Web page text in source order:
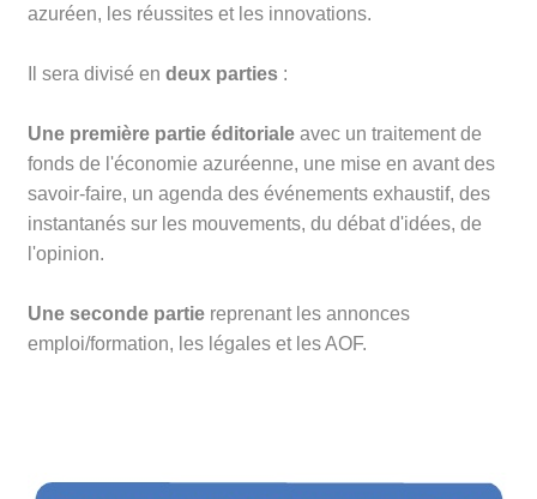
azuréen, les réussites et les innovations.
Il sera divisé endeux parties :
Une première partie éditorialeavec un traitement de
fonds de l'économie azuréenne, une mise en avant des
savoir-faire, un agenda des événements exhaustif, des
instantanés sur les mouvements, du débat d'idées, de
l'opinion.
Une seconde partie reprenant les annonces
emploi/formation, les légales et les AOF.